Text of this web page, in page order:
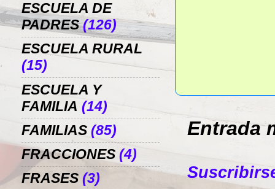
Entrada
ESCUELA DE
PADRES (126)
ESCUELA RURAL
(15)
ESCUELA Y
FAMILIA (14)
FAMILIAS (85)
FRACCIONES (4)
FRASES (3)